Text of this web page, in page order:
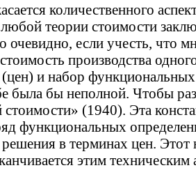
количественного
теории стоимости
очевидно, если учесть, что
производства
и набор
была бы неполной. Чтобы
(1940). Эта
функциональных
в терминах цен.
этим техническим